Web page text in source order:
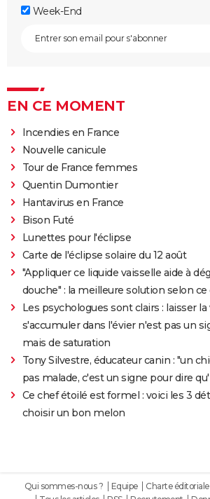
Week-End
EN CE MOMENT
Incendies en France
Nouvelle canicule
Tour de France femmes
Quentin Dumontier
Hantavirus en France
Bison Futé
Lunettes pour l'éclipse
Carte de l'éclipse solaire du 12 août
"Appliquer ce liquide vaisselle aide à
douche" : la meilleure solution selon
Les psychologues sont clairs : laisser la
s'accumuler dans l'évier n'est pas un
mais de saturation
Tony Silvestre, éducateur canin : "un
pas malade, c'est un signe pour dire
Ce chef étoilé est formel : voici les 3
choisir un bon melon
Qui sommes-nous ? Equipe Charte éditoriale